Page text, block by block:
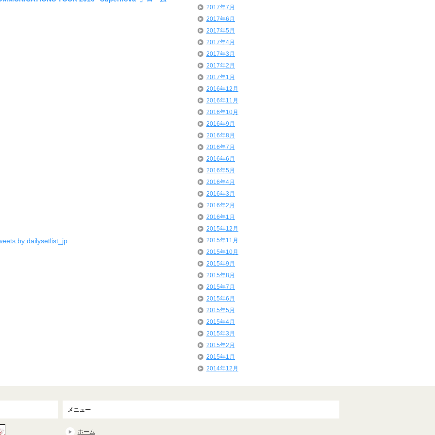
by dailysetlist_jp
2017年7月
2017年6月
2017年5月
2017年4月
2017年3月
2017年2月
2017年1月
2016年12月
2016年11月
2016年10月
2016年9月
2016年8月
2016年7月
2016年6月
2016年5月
2016年4月
2016年3月
2016年2月
2016年1月
2015年12月
2015年11月
2015年10月
2015年9月
2015年8月
2015年7月
2015年6月
2015年5月
2015年4月
2015年3月
2015年2月
2015年1月
2014年12月
メニュー
ホーム